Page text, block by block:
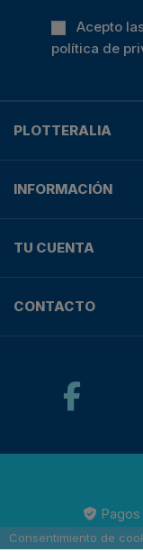
Acepto
política de
PLOTTERALIA
INFORMACIÓN
TU CUENTA
CONTACTO
Consentimiento de